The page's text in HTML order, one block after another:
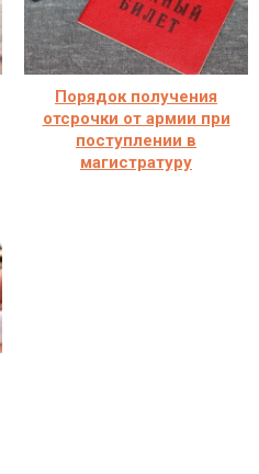
Порядок получения
отсрочки от армии при
поступлении в
магистратуру